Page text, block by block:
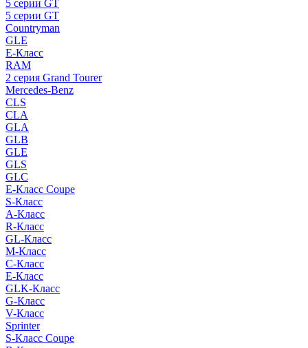
5 серии GT
5 серии GT
Countryman
GLE
E-Класс
RAM
2 серия Grand Tourer
Mercedes-Benz
CLS
CLA
GLA
GLB
GLE
GLS
GLC
E-Класс Coupe
S-Класс
A-Класс
R-Класс
GL-Класс
M-Класс
C-Класс
E-Класс
GLK-Класс
G-Класс
V-Класс
Sprinter
S-Класс Сoupe